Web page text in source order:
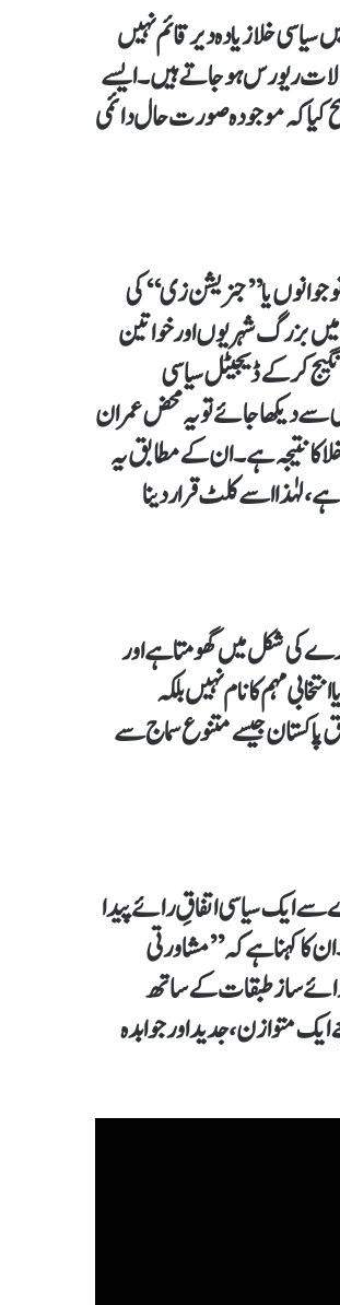
سیاسی خلا زیادہ دیر قائم نہیں
ریورس ہو جاتے ہیں۔ ایسے
کیا کہ موجودہ صورت حال دائمی
یا ’’جنریشن زی‘‘ کی
میں بزرگ شہریوں اور خواتین
کر کے ڈیجیٹل سیاسی
دیکھا جائے تو یہ محض عمران
کا نتیجہ ہے۔ ان کے مطابق یہ
لہٰذا اسے کلٹ قرار دینا
کی شکل میں گھومتا ہے اور
مہم کا نام نہیں بلکہ
جیسے متنوع سماج سے
سے ایک سیاسی اتفاقِ رائے پیدا
کا کہنا ہے کہ ’’مشاورتی
ساز طبقات کے ساتھ
ایک متوازن، جدید اور جوابدہ